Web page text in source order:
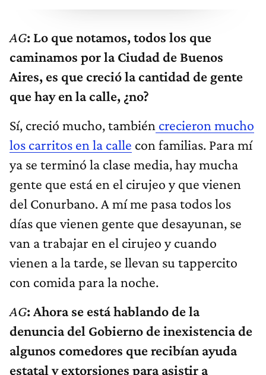
AG: Lo que notamos, todos los que
caminamos por la Ciudad de Buenos
Aires, es que creció la cantidad de gente
que hay en la calle, ¿no?
Sí, creció mucho, también crecieron mucho
los carritos en la calle con familias. Para mí
ya se terminó la clase media, hay mucha
gente que está en el cirujeo y que vienen
del Conurbano. A mí me pasa todos los
días que vienen gente que desayunan, se
van a trabajar en el cirujeo y cuando
vienen a la tarde, se llevan su tappercito
con comida para la noche.
AG: Ahora se está hablando de la
denuncia del Gobierno de inexistencia de
algunos comedores que recibían ayuda
estatal y extorsiones para asistir a